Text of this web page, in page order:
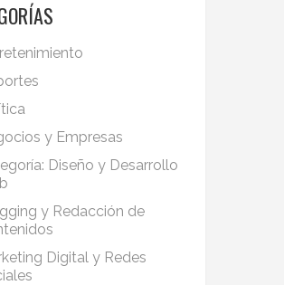
y Empresas
Diseño y Desarrollo
y Redacción de
Digital y Redes